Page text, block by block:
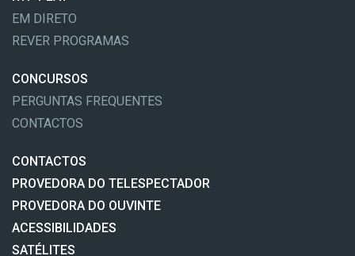
EM DIRETO
REVER PROGRAMAS
CONCURSOS
PERGUNTAS FREQUENTES
CONTACTOS
CONTACTOS
PROVEDORA DO TELESPECTADOR
PROVEDORA DO OUVINTE
ACESSIBILIDADES
SATÉLITES